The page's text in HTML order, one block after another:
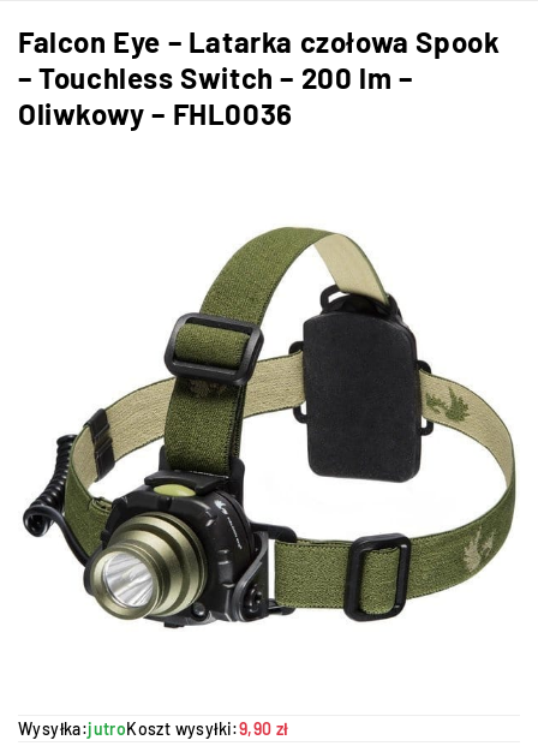
Falcon Eye – Latarka czołowa Spook
– Touchless Switch – 200 lm –
Oliwkowy – FHL0036
Wysyłka:jutroKoszt wysyłki:9,90 zł